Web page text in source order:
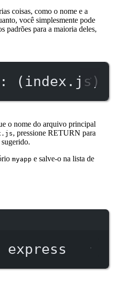
coisas, como o nome e a
você simplesmente pode
padrões para a maioria deles,
(index.js)
o nome do arquivo principal
, pressione RETURN para
myapp e salve-o na lista de
express